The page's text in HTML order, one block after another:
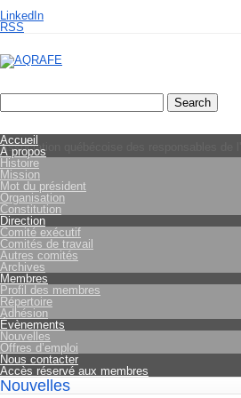
LinkedIn
RSS
Association québécoise des responsables de
Accueil
À propos
Histoire
Mission
Mot du président
Organisation
Constitution
Direction
Comité exécutif
Comités de travail
Autres comités
Archives
Membres
Profil des membres
Répertoire
Adhésion
Évènements
Nouvelles
Offres d’emploi
Nous contacter
Accès réservé aux membres
Nouvelles